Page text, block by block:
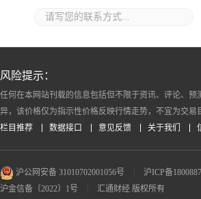
风险提示：
任何在本网站刊载的信息包括但不限于资讯、评论、
异，该价格仅为指示性价格反映行情走势，不宜为交
栏目推荐
数据接口 意见反馈 关于我们
沪公网安备 31010702001056号 沪ICP备
沪金信备〔2022〕1号
汇通财经 版权所有